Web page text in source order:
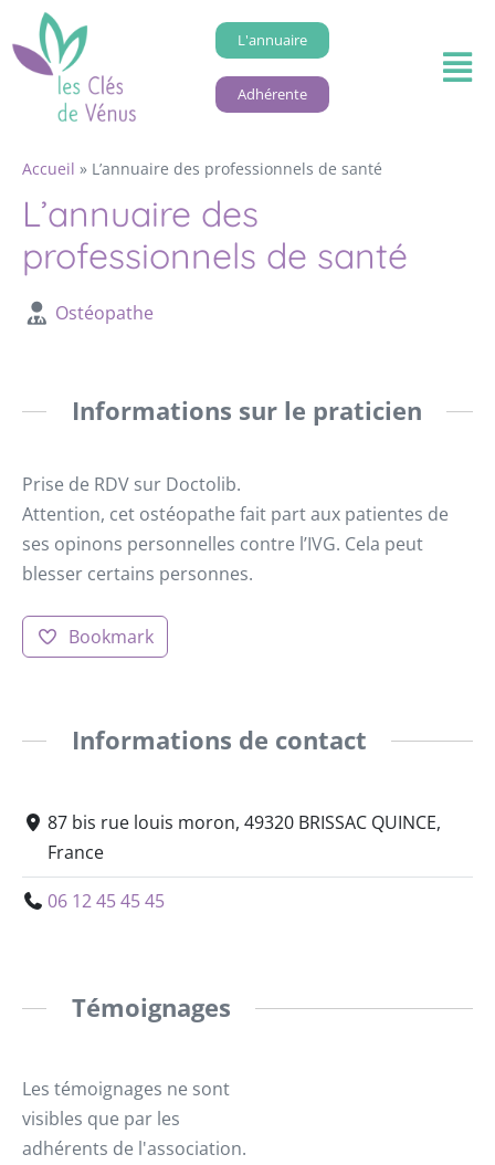
L'annuaire
Adhérente
Accueil » L’annuaire des professionnels de santé
L’annuaire des
professionnels de santé
Ostéopathe
Informations sur le praticien
Prise de RDV sur Doctolib.
Attention, cet ostéopathe fait part aux patientes de
ses opinons personnelles contre l’IVG. Cela peut
blesser certains personnes.
Bookmark
Informations de contact
87 bis rue louis moron, 49320 BRISSAC QUINCE,
France
06 12 45 45 45
Témoignages
Les témoignages ne sont
visibles que par les
adhérents de l'association.